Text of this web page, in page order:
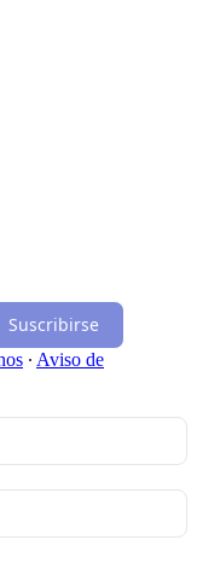
Suscribirse
∙ Aviso de